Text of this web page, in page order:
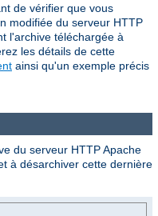
de vérifier que vous
modifiée du serveur HTTP
l'archive téléchargée à
les détails de cette
ainsi qu'un exemple précis
du serveur HTTP Apache
à désarchiver cette dernière